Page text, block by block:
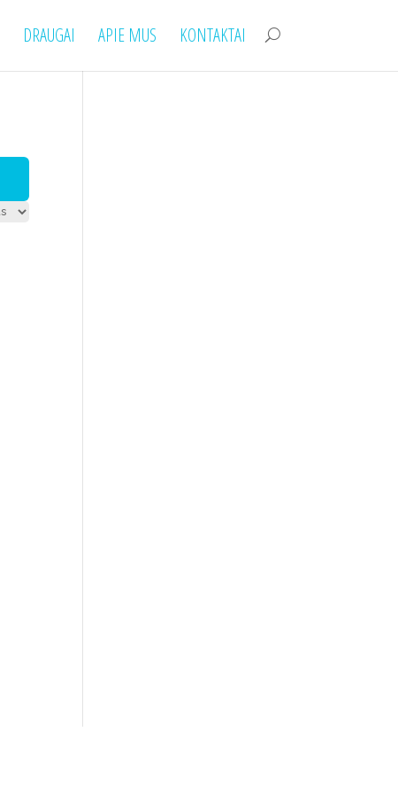
DRAUGAI APIE MUS KONTAKTAI